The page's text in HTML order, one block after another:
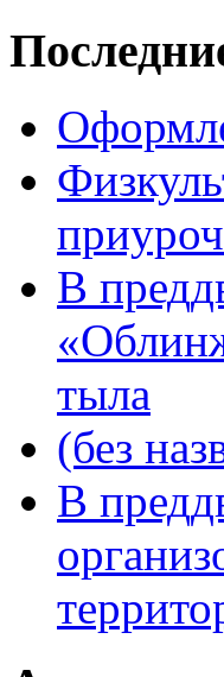
В
тыла
(без
В